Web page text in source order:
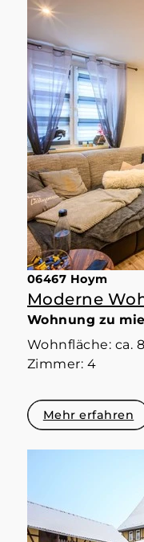
06467 Hoym
Moderne
Wohnung zu
Wohnfläche: ca.
Zimmer: 4
Mehr erfahren